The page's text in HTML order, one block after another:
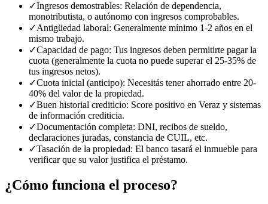
✓Ingresos demostrables: Relación de dependencia,
monotributista, o autónomo con ingresos comprobables.
✓Antigüedad laboral: Generalmente mínimo 1-2 años en el
mismo trabajo.
✓Capacidad de pago: Tus ingresos deben permitirte pagar la
cuota (generalmente la cuota no puede superar el 25-35% de
tus ingresos netos).
✓Cuota inicial (anticipo): Necesitás tener ahorrado entre 20-
40% del valor de la propiedad.
✓Buen historial crediticio: Score positivo en Veraz y sistemas
de información crediticia.
✓Documentación completa: DNI, recibos de sueldo,
declaraciones juradas, constancia de CUIL, etc.
✓Tasación de la propiedad: El banco tasará el inmueble para
verificar que su valor justifica el préstamo.
¿Cómo funciona el proceso?